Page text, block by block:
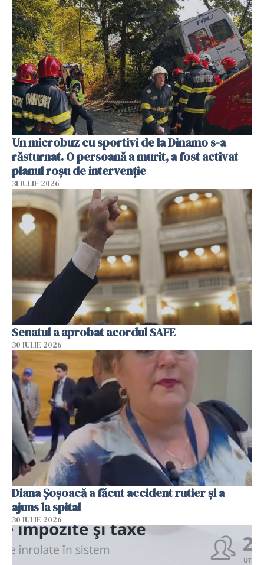
Un microbuz cu sportivi de la Dinamo s-a
răsturnat. O persoană a murit, a fost activat
planul roșu de intervenție
31 IULIE 2026
Senatul a aprobat acordul SAFE
30 IULIE 2026
Diana Șoșoacă a făcut accident rutier și a
ajuns la spital
30 IULIE 2026